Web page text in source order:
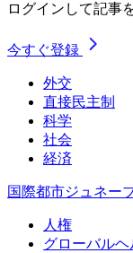
ログインして記事
今すぐ登録
外交
直接民主制
科学
社会
経済
国際都市ジュネー
人権
グローバルヘ